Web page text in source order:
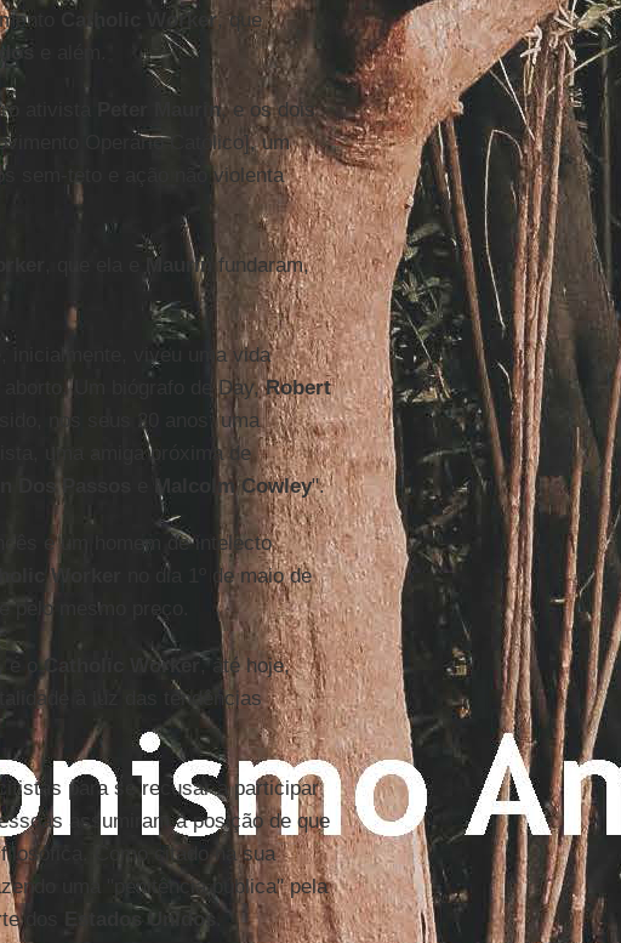
Catholic Worker, que
ativista Peter Maurin, e os dois
Operário Católico], um
sem-teto e ação não violenta
Maurin fundaram,
inicialmente, viveu uma vida
aborto. Um biógrafo de Day,Robert
nos seus 20 anos, uma
uma amiga próxima de
Dos Passos Malcolm Cowley".
e um homem de intelecto
Worker
no dia 1º de maio de
pelo mesmo preço.
e oCatholic Worker , até hoje,
à luz das tendências
para se recusar a participar
assumiram a posição de que
Como citado na sua
uma "penitência pública" pela
dos
Estados Unidos